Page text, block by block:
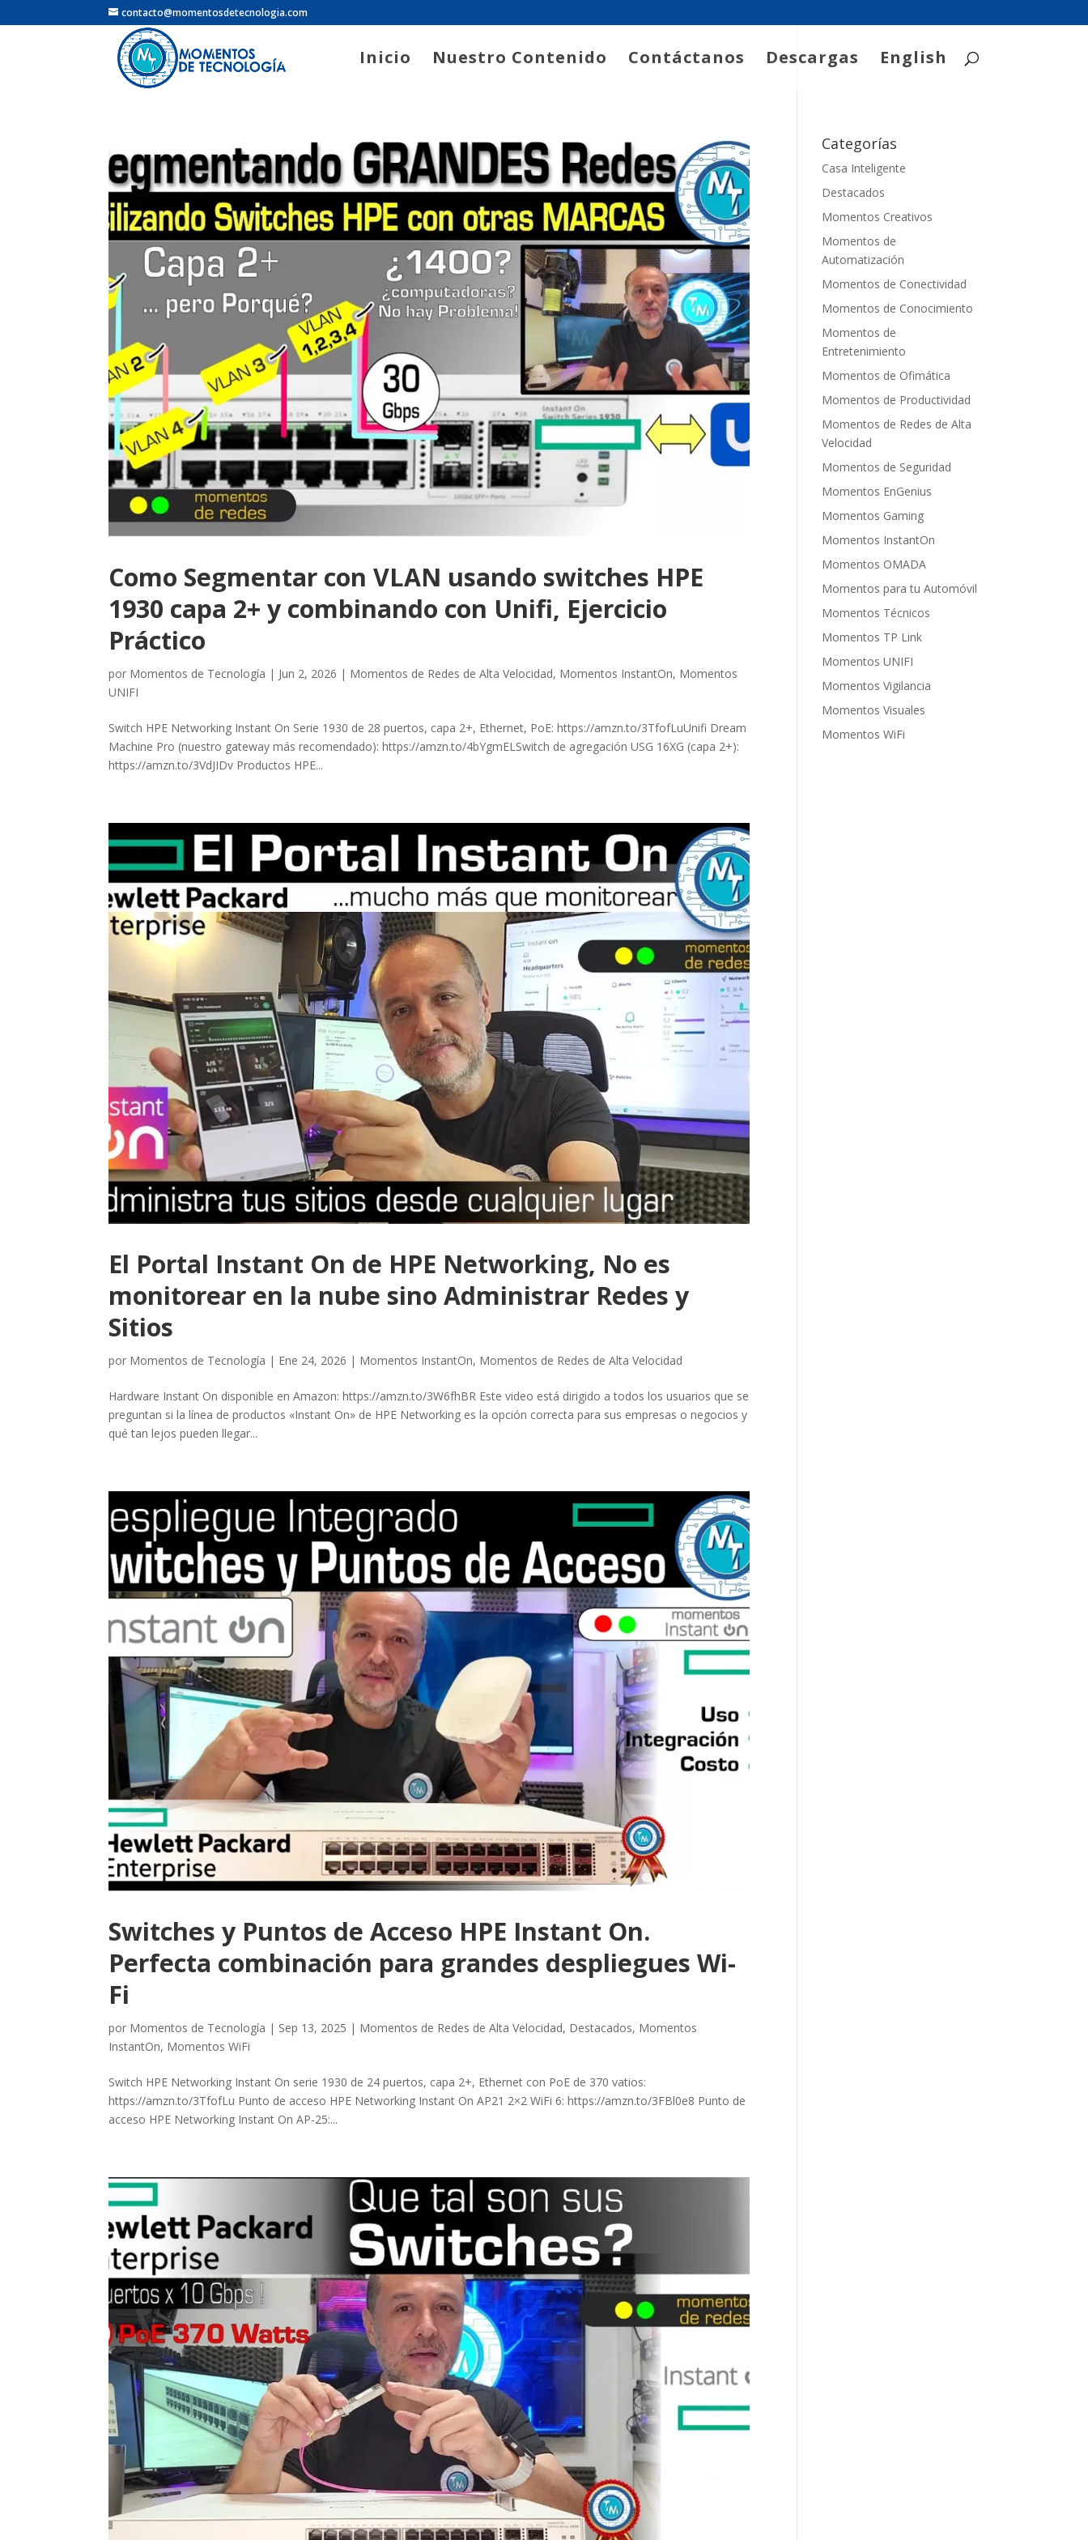
contacto@momentosdetecnologia.com
Inicio Nuestro Contenido Contáctanos Descargas English
Como Segmentar con VLAN usando switches HPE
1930 capa 2+ y combinando con Unifi, Ejercicio
Práctico
por Momentos de Tecnología | Jun 2, 2026 | Momentos de Redes de Alta Velocidad, Momentos InstantOn, Momentos
UNIFI
Switch HPE Networking Instant On Serie 1930 de 28 puertos, capa 2+, Ethernet, PoE: https://amzn.to/3TfofLuUnifi Dream
Machine Pro (nuestro gateway más recomendado): https://amzn.to/4bYgmELSwitch de agregación USG 16XG (capa 2+):
https://amzn.to/3VdJIDv Productos HPE...
El Portal Instant On de HPE Networking, No es
monitorear en la nube sino Administrar Redes y
Sitios
por Momentos de Tecnología | Ene 24, 2026 | Momentos InstantOn, Momentos de Redes de Alta Velocidad
Hardware Instant On disponible en Amazon: https://amzn.to/3W6fhBR Este video está dirigido a todos los usuarios que se
preguntan si la línea de productos «Instant On» de HPE Networking es la opción correcta para sus empresas o negocios y
qué tan lejos pueden llegar...
Switches y Puntos de Acceso HPE Instant On.
Perfecta combinación para grandes despliegues Wi-
Fi
por Momentos de Tecnología | Sep 13, 2025 | Momentos de Redes de Alta Velocidad, Destacados, Momentos
InstantOn, Momentos WiFi
Switch HPE Networking Instant On serie 1930 de 24 puertos, capa 2+, Ethernet con PoE de 370 vatios:
https://amzn.to/3TfofLu Punto de acceso HPE Networking Instant On AP21 2×2 WiFi 6: https://amzn.to/3FBl0e8 Punto de
acceso HPE Networking Instant On AP-25:...
Categorías
Casa Inteligente
Destacados
Momentos Creativos
Momentos de
Automatización
Momentos de Conectividad
Momentos de Conocimiento
Momentos de
Entretenimiento
Momentos de Ofimática
Momentos de Productividad
Momentos de Redes de Alta
Velocidad
Momentos de Seguridad
Momentos EnGenius
Momentos Gaming
Momentos InstantOn
Momentos OMADA
Momentos para tu Automóvil
Momentos Técnicos
Momentos TP Link
Momentos UNIFI
Momentos Vigilancia
Momentos Visuales
Momentos WiFi